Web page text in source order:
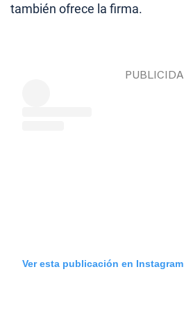
también ofrece la firma.
Ver esta publicación en Instagram